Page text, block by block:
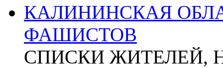
КАЛИНИНСКАЯ
ФАШИСТОВ
СПИСКИ ЖИТЕЛЕЙ,